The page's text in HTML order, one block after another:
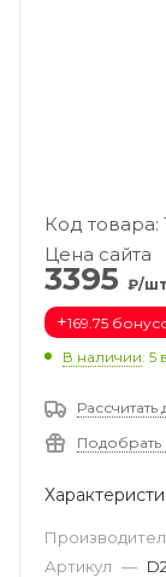
Код товара:
Цена сайта
3395 ₽/шт
+169.75
В наличии: 5
Рассчитать
Подобрать
Артикул —